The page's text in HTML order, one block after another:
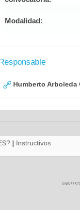
Modalidad:
Humberto Arboleda
| Instructivos